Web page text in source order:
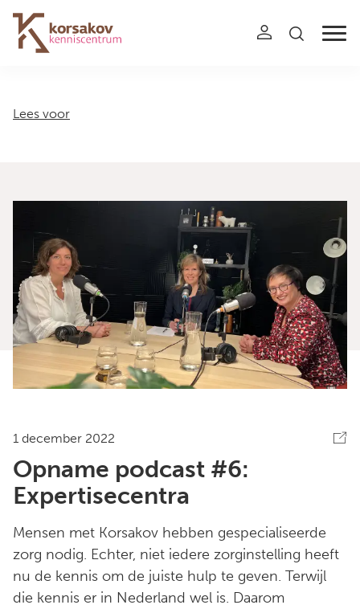
Navigation
Lees voor
1 december 2022
Opname podcast #6:
Expertisecentra
Mensen met Korsakov hebben gespecialiseerde
zorg nodig. Echter, niet iedere zorginstelling heeft
nu de kennis om de juiste hulp te geven. Terwijl
die kennis er in Nederland wel is. Daarom